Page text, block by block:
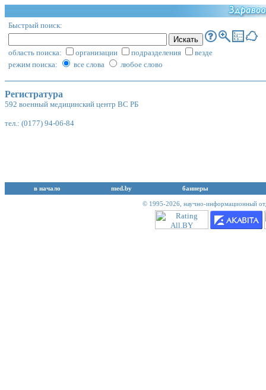
Быстрый поиск:
область поиска: организации подразделения
везде
режим поиска:
все слова любое слово
Регистратура
592 военный медицинский центр ВС РБ
тел.: (0177) 94-06-84
в начало med.by баннеры
© 1995-2026, научно-информационный